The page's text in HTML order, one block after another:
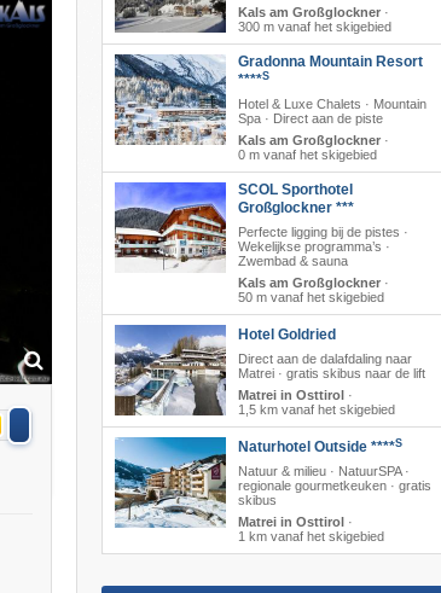
Kals am Großglockner·
300 m vanaf het skigebied
Gradonna Mountain Resort
****S
Hotel & Luxe Chalets · Mountain
Spa · Direct aan de piste
Kals am Großglockner·
0 m vanaf het skigebied
SCOL Sporthotel
Großglockner ***
Perfecte ligging bij de pistes ·
Wekelijkse programma’s ·
Zwembad & sauna
Kals am Großglockner·
50 m vanaf het skigebied
Hotel Goldried
Direct aan de dalafdaling naar
Matrei · gratis skibus naar de lift
Matrei in Osttirol·
1,5 km vanaf het skigebied
Naturhotel Outside ****S
Natuur & milieu · NatuurSPA ·
regionale gourmetkeuken · gratis
skibus
Matrei in Osttirol·
1 km vanaf het skigebied